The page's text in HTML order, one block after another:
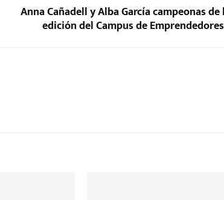
Anna Cañadell y Alba García campeonas de
edición del Campus de